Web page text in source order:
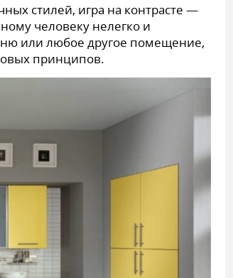
стилей, игра на контрасте —
человеку нелегко и
или любое другое помещение,
принципов.